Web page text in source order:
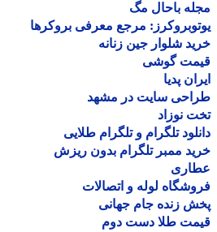
باحال مگ
مرجع معرفی بروکرها
شلوار جین زنانه
گوشی
پدیا
سایت در مشهد
نوزاد
تلگرام و تلگرام طلایی
ممبر تلگرام بدون ریزش
لوله و اتصالات
زنده جام جهانی
طلا دست دوم